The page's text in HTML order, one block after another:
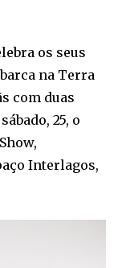
os seus
na Terra
com duas
25, o
Interlagos,